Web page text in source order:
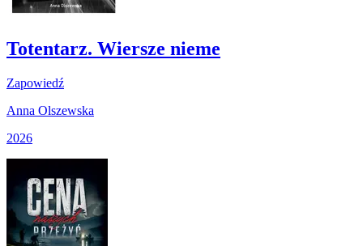
Totentarz. Wiersze nieme
Zapowiedź
Anna Olszewska
2026